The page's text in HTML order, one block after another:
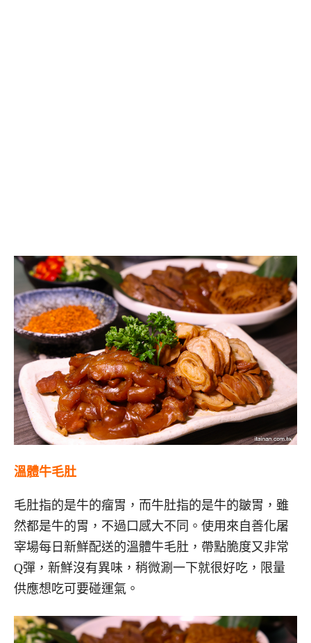
溫體牛毛肚
毛肚指的是牛的瘤胃，而牛肚指的是牛的皺胃，雖
然都是牛的胃，不過口感大不同。使用來自善化屠
宰場每日新鮮配送的溫體牛毛肚，帶點脆度又非常
Q彈，新鮮沒有異味，稍微涮一下就很好吃，限量
供應想吃可要碰運氣。